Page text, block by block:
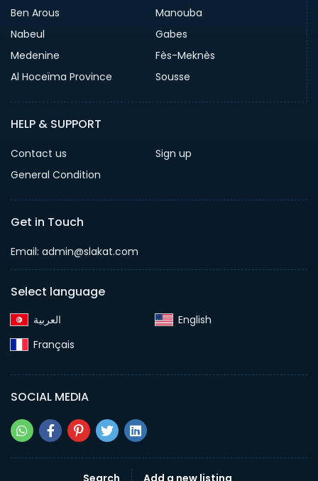
Ben Arous
Manouba
Nabeul
Gabes
Medenine
Fès-Meknès
Al Hoceïma Province
Sousse
HELP & SUPPORT
Contact us
Sign up
General Condition
Get in Touch
Email: admin@slakat.com
Select language
English‎
Français‎
SOCIAL MEDIA